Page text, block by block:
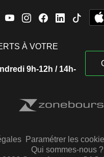
À VOTRE
9h-12h / 14h-
Paramétrer les
Qui sommes-nous ?